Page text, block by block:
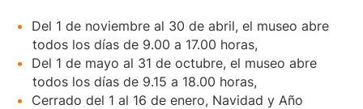
Del 1 de noviembre al 30 de abril, el museo abre
todos los días de 9.00 a 17.00 horas,
Del 1 de mayo al 31 de octubre, el museo abre
todos los días de 9.15 a 18.00 horas,
Cerrado del 1 al 16 de enero, Navidad y Año